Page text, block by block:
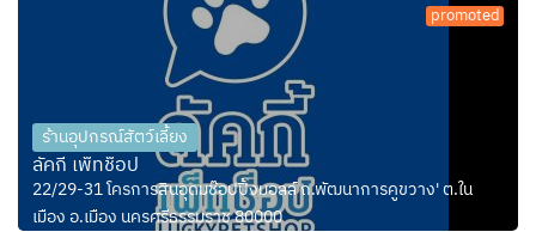
promoted
ร้านอุปกรณ์สัตว์เลี้ยง
ลัคกี้ เพ็ทช็อป
22/29-31 โครการสินอุดมช๊อปปิ้งมอลล์ ถ.พัฒนาการคูขวาง' ต.ใน
เมือง อ.เมือง นครศรีธรรมราช 80000